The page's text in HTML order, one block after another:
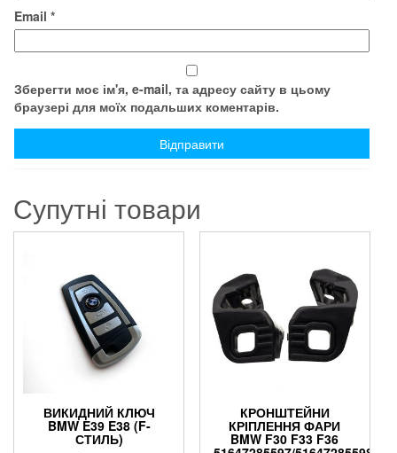
Email *
Зберегти моє ім'я, e-mail, та адресу сайту в цьому
браузері для моїх подальших коментарів.
Супутні товари
ВИКИДНИЙ КЛЮЧ
BMW E39 E38 (F-
СТИЛЬ)
КРОНШТЕЙНИ
КРІПЛЕННЯ ФАРИ
BMW F30 F33 F36